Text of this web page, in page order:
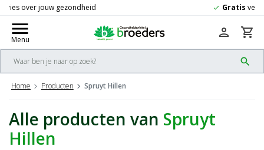
check Gratis
menu
Menu
search
person shopping_cart
Home Producten Spruyt Hillen
Alle producten van Spruyt
Hillen